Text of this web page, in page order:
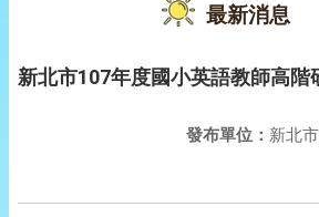
最新消息
新北市107年度國小英語教師高階
發布單位： 新北